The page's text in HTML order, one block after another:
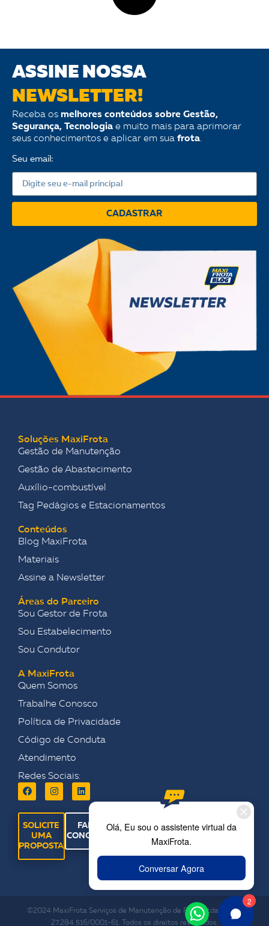
ASSINE NOSSA
NEWSLETTER!
Receba os melhores conteúdos sobre Gestão,
Segurança, Tecnologia e muito mais para aprimorar
seus conhecimentos e aplicar em sua frota.
Seu email:
CADASTRAR
Soluções MaxiFrota
Gestão de Manutenção
Gestão de Abastecimento
Auxílio-combustível
Tag Pedágios e Estacionamentos
Conteúdos
Blog MaxiFrota
Materiais
Assine a Newsletter
Áreas do Parceiro
Sou Gestor de Frota
Sou Estabelecimento
Sou Condutor
A MaxiFrota
Quem Somos
Trabalhe Conosco
Política de Privacidade
Código de Conduta
Atendimento
Redes Sociais:
SOLICITE
UMA
PROPOSTA
FALE
CONOSCO
©2024 MaxiFrota Serviços de Manutenção de Frota Ltda. CNPJ:
27.284.516/0001-61. Todos os direitos reservados.